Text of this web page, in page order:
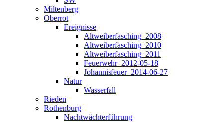
Miltenberg
Oberrot
Ereignisse
Altweiberfasching_2008
Altweiberfasching_2010
Altweiberfasching_2011
Feuerwehr_2012-05-18
Johannisfeuer_2014-06-27
Natur
Wasserfall
Rieden
Rothenburg
Nachtwächterführung